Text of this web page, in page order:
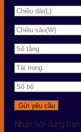
Nhận nội dung